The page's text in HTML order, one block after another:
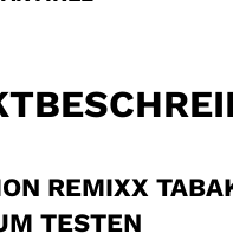
REMIXX
TESTEN